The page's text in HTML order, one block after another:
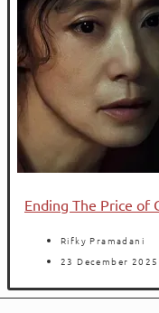
Ending The Price of
Rifky Pramadani
23 December 2025